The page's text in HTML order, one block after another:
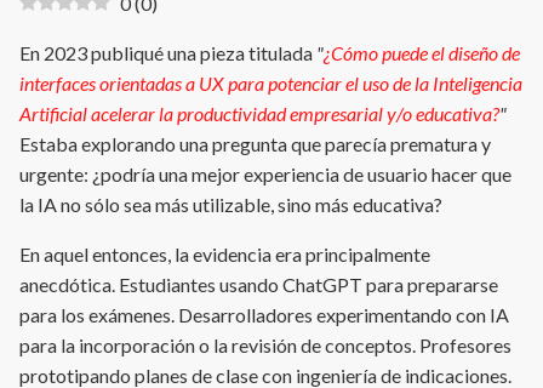
En 2023 publiqué una pieza titulada "¿Cómo puede el diseño de
interfaces orientadas a UX para potenciar el uso de la Inteligencia
Artificial acelerar la productividad empresarial y/o educativa?"
Estaba explorando una pregunta que parecía prematura y
urgente: ¿podría una mejor experiencia de usuario hacer que
la IA no sólo sea más utilizable, sino más educativa?
En aquel entonces, la evidencia era principalmente
anecdótica. Estudiantes usando ChatGPT para prepararse
para los exámenes. Desarrolladores experimentando con IA
para la incorporación o la revisión de conceptos. Profesores
prototipando planes de clase con ingeniería de indicaciones.